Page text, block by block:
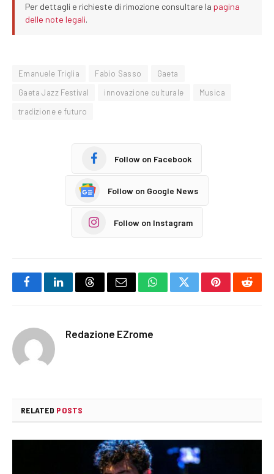
Per dettagli e richieste di rimozione consultare la pagina
delle note legali.
Emanuele Triglia Fabio Sasso
Gaeta
Gaeta Jazz Festival
innovazione culturale
Musica
tradizione e futuro
Follow on Facebook
Follow on Google News
Follow on Instagram
FacebookLinkedInThreadsEmail WhatsAppTwitterPinterest
Redazione EZrome
RELATED POSTS